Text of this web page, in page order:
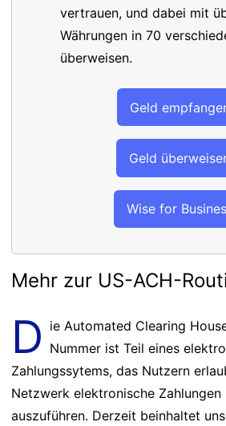
vertrauen, und dabei mit
Währungen in 70
überweisen.
Geld
Geld
Wise for
Mehr zur US-ACH-
D ie Automated Clearing
Nummer ist Teil eines
Zahlungssytems, das Nutzern
Netzwerk elektronische
auszuführen. Derzeit beinhaltet